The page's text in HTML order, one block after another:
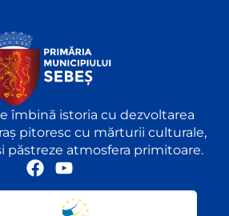
îmbină istoria cu dezvoltarea
pitoresc cu mărturii culturale,
păstreze atmosfera primitoare.
F
Y
u